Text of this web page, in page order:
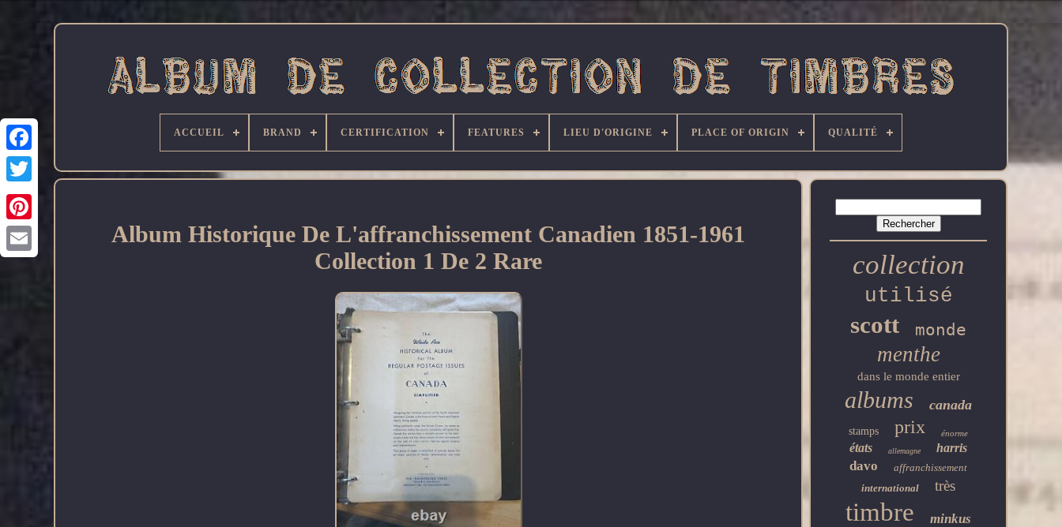
Facebook
ACCUEIL BRAND CERTIFICATION FEATURES LIEU D'ORIGINE PLACE OF ORIGIN QUALITÉ
Album Historique De L'affranchissement Canadien 1851-1961
Collection 1 De 2 Rare
collection
utilisé
scott monde
menthe
dans le monde entier
albums canada
stamps prix énorme
états allemagne harris
davo
affranchissement
international
très
timbre minkus